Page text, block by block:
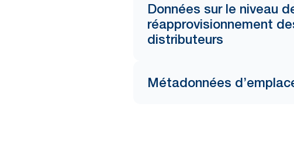
Données sur le niveau
réapprovisionnement
distributeurs
Métadonnées